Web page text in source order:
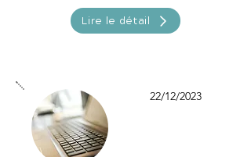
Lire le détail
22/12/2023